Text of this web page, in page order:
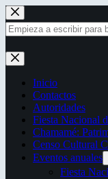
Saltar
al
contenido
Sin
resultados
Inicio
Contactos
Autoridades
Fiesta Nacional
Chamamé:
Censo Cultural
Eventos anuales
Fiesta